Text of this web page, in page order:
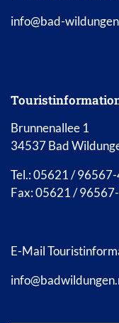
info@bad-
Brunnenallee 1
34537 Bad
Tel.: 05621 /
Fax: 05621 /
E-Mail